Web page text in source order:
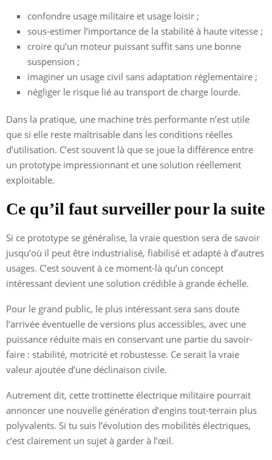
confondre usage militaire et usage loisir ;
sous-estimer l’importance de la stabilité à haute vitesse ;
croire qu’un moteur puissant suffit sans une bonne
suspension ;
imaginer un usage civil sans adaptation réglementaire ;
négliger le risque lié au transport de charge lourde.
Dans la pratique, une machine très performante n’est utile
que si elle reste maîtrisable dans les conditions réelles
d’utilisation. C’est souvent là que se joue la différence entre
un prototype impressionnant et une solution réellement
exploitable.
Ce qu’il faut surveiller pour la suite
Si ce prototype se généralise, la vraie question sera de savoir
jusqu’où il peut être industrialisé, fiabilisé et adapté à d’autres
usages. C’est souvent à ce moment-là qu’un concept
intéressant devient une solution crédible à grande échelle.
Pour le grand public, le plus intéressant sera sans doute
l’arrivée éventuelle de versions plus accessibles, avec une
puissance réduite mais en conservant une partie du savoir-
faire : stabilité, motricité et robustesse. Ce serait la vraie
valeur ajoutée d’une déclinaison civile.
Autrement dit, cette trottinette électrique militaire pourrait
annoncer une nouvelle génération d’engins tout-terrain plus
polyvalents. Si tu suis l’évolution des mobilités électriques,
c’est clairement un sujet à garder à l’œil.